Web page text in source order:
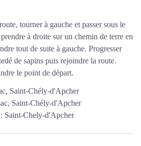
tourner à gauche et passer sous le
à droite sur un chemin de terre en
tout de suite à gauche. Progresser
de sapins puis rejoindre la route.
le point de départ.
Saint-Chély-d'Apcher
Saint-Chély-d'Apcher
: Saint-Chely-d'Apcher